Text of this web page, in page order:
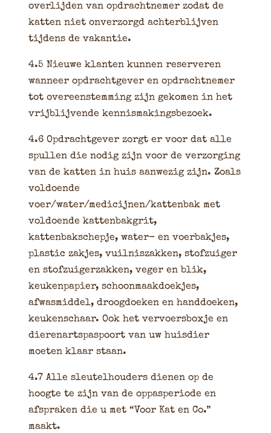
overlijden van opdrachtnemer zodat de
katten niet onverzorgd achterblijven
tijdens de vakantie.
4.5 Nieuwe klanten kunnen reserveren
wanneer opdrachtgever en opdrachtnemer
tot overeenstemming zijn gekomen in het
vrijblijvende kennismakingsbezoek.
4.6 Opdrachtgever zorgt er voor dat alle
spullen die nodig zijn voor de verzorging
van de katten in huis aanwezig zijn. Zoals
voldoende
voer/water/medicijnen/kattenbak met
voldoende kattenbakgrit,
kattenbakschepje, water- en voerbakjes,
plastic zakjes, vuilniszakken, stofzuiger
en stofzuigerzakken, veger en blik,
keukenpapier, schoonmaakdoekjes,
afwasmiddel, droogdoeken en handdoeken,
keukenschaar. Ook het vervoersboxje en
dierenartspaspoort van uw huisdier
moeten klaar staan.
4.7 Alle sleutelhouders dienen op de
hoogte te zijn van de oppasperiode en
afspraken die u met “Voor Kat en Co.”
maakt.